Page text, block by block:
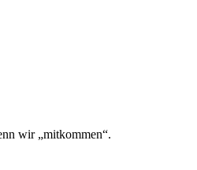
wir „mitkommen“.